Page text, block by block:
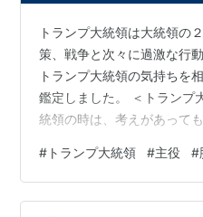
トランプ大統領は大統領の
策、戦争と次々に過激な行
トランプ大統領の気持ちを
鑑定しました。 ＜トランプ
統領の時は、考えがあって
にもこの先がなく大統領と
色々なことを考えなくても
るだけ実行したいと思って
# トランプ大統領 #主役 #